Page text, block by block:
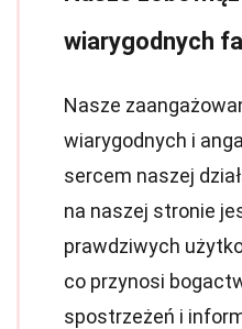
wiarygodnych
Nasze
wiarygodnych i
sercem naszej
na naszej stronie
prawdziwych
co przynosi
spostrzeżeń i